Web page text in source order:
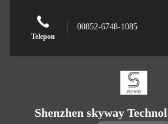
Telepon
00852-6748-1085
Shenzhen skyway